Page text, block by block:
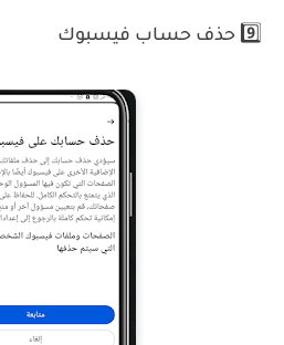
9️⃣ حذف حساب فيسبوك